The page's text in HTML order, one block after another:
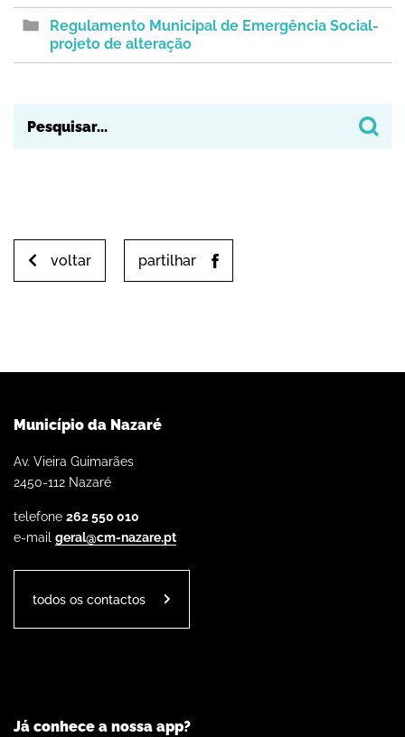
Regulamento Municipal de Emergência Social-
projeto de alteração
voltar partilhar
Município da Nazaré
Av. Vieira Guimarães
2450-112 Nazaré
telefone 262 550 010
e-mail geral@cm-nazare.pt
todos os contactos
Já conhece a nossa app?